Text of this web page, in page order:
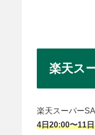
楽天ス
楽天スーパー
4日20:00〜11